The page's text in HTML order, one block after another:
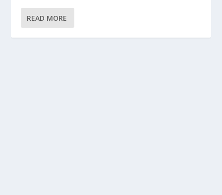
READ MORE